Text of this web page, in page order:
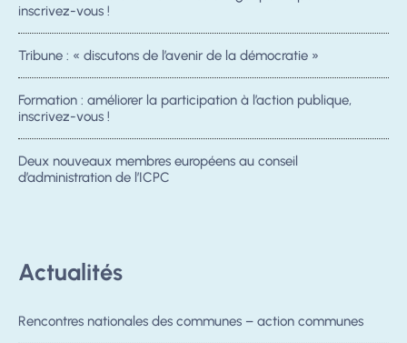
inscrivez-vous !
Tribune : « discutons de l’avenir de la démocratie »
Formation : améliorer la participation à l’action publique,
inscrivez-vous !
Deux nouveaux membres européens au conseil
d’administration de l’ICPC
Actualités
Rencontres nationales des communes – action communes